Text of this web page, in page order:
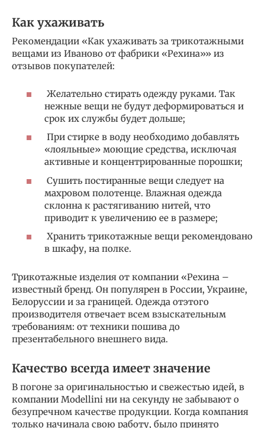
Как ухаживать
Рекомендации «Как ухаживать за трикотажными
вещами из Иваново от фабрики «Рехина»» из
отзывов покупателей:
Желательно стирать одежду руками. Так
нежные вещи не будут деформироваться и
срок их службы будет дольше;
При стирке в воду необходимо добавлять
«лояльные» моющие средства, исключая
активные и концентрированные порошки;
Сушить постиранные вещи следует на
махровом полотенце. Влажная одежда
склонна к растягиванию нитей, что
приводит к увеличению ее в размере;
Хранить трикотажные вещи рекомендовано
в шкафу, на полке.
Трикотажные изделия от компании «Рехина –
известный бренд. Он популярен в России, Украине,
Белоруссии и за границей. Одежда отэтого
производителя отвечает всем взыскательным
требованиям: от техники пошива до
презентабельного внешнего вида.
Качество всегда имеет значение
В погоне за оригинальностью и свежестью идей, в
компании Modellini ни на секунду не забывают о
безупречном качестве продукции. Когда компания
только начинала свою работу, было принято